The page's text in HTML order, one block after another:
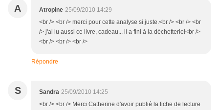
A Atropine 25/09/2010 14:29
<br /> <br /> merci pour cette analyse si juste.<br /> <br /> <br
/> j'ai lu aussi ce livre, cadeau... il a fini à la déchetterie!<br />
<br /> <br /> <br />
Répondre
S Sandra 25/09/2010 14:25
<br /> <br /> Merci Catherine d'avoir publié la fiche de lecture